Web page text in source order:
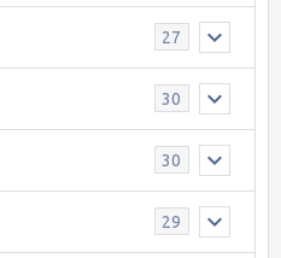
27
30
30
29